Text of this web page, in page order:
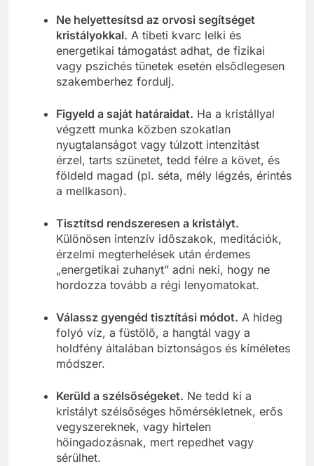
Ne helyettesítsd az orvosi segítséget
kristályokkal. A tibeti kvarc lelki és
energetikai támogatást adhat, de fizikai
vagy pszichés tünetek esetén elsődlegesen
szakemberhez fordulj.
Figyeld a saját határaidat. Ha a kristállyal
végzett munka közben szokatlan
nyugtalanságot vagy túlzott intenzitást
érzel, tarts szünetet, tedd félre a követ, és
földeld magad (pl. séta, mély légzés, érintés
a mellkason).
Tisztítsd rendszeresen a kristályt.
Különösen intenzív időszakok, meditációk,
érzelmi megterhelések után érdemes
„energetikai zuhanyt” adni neki, hogy ne
hordozza tovább a régi lenyomatokat.
Válassz gyengéd tisztítási módot. A hideg
folyó víz, a füstölő, a hangtál vagy a
holdfény általában biztonságos és kíméletes
módszer.
Kerüld a szélsőségeket. Ne tedd ki a
kristályt szélsőséges hőmérsékletnek, erős
vegyszereknek, vagy hirtelen
hőingadozásnak, mert repedhet vagy
sérülhet.